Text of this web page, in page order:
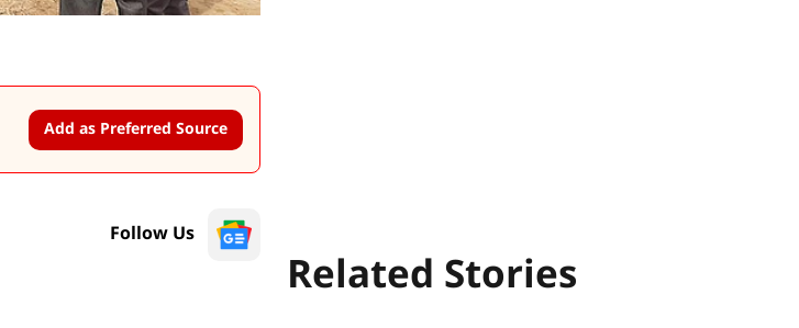
Add as Preferred Source
Follow Us
Related Stories